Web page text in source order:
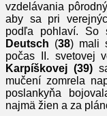
vzdelávania
aby sa pri
podľa pohlaví. So
Deutsch (38) mali
počas II. svetovej
Karpíškovej (39)
mučení zomrela
poslankyňa
najmä žien a za